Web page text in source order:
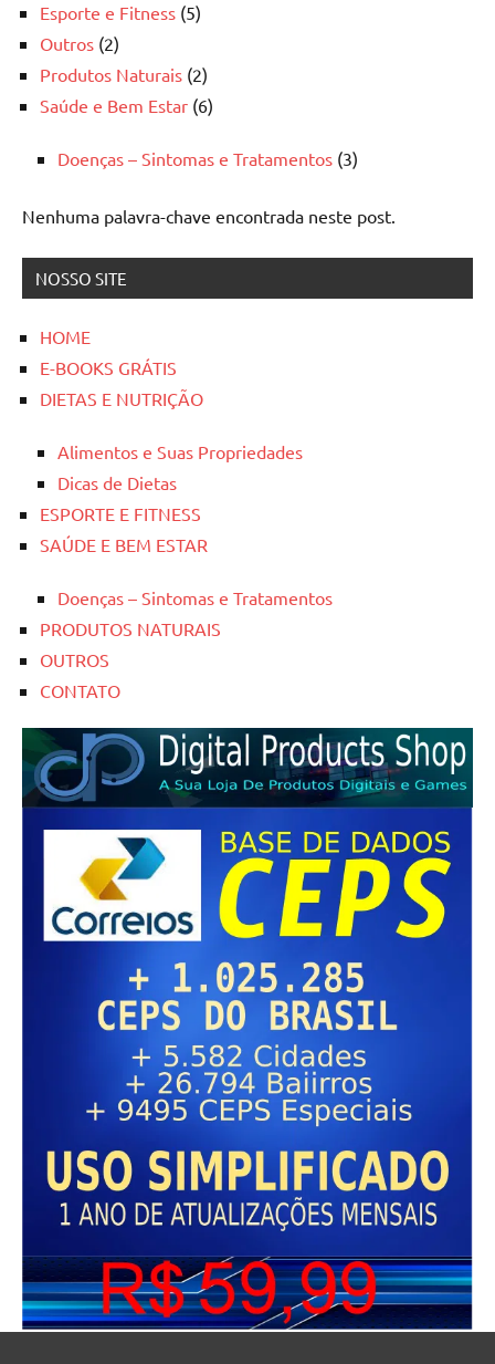
Esporte e Fitness (5)
Outros (2)
Produtos Naturais (2)
Saúde e Bem Estar (6)
Doenças – Sintomas e Tratamentos (3)
Nenhuma palavra-chave encontrada neste post.
NOSSO SITE
HOME
E-BOOKS GRÁTIS
DIETAS E NUTRIÇÃO
Alimentos e Suas Propriedades
Dicas de Dietas
ESPORTE E FITNESS
SAÚDE E BEM ESTAR
Doenças – Sintomas e Tratamentos
PRODUTOS NATURAIS
OUTROS
CONTATO